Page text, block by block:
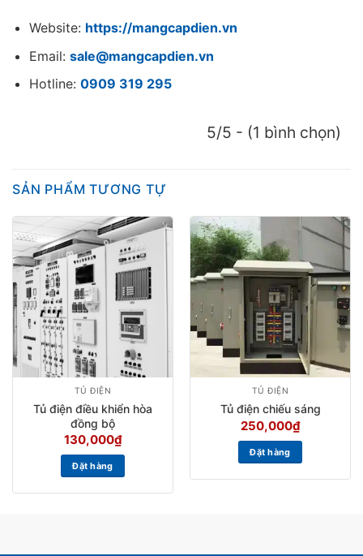
Website: https://mangcapdien.vn
Email: sale@mangcapdien.vn
Hotline: 0909 319 295
5/5 - (1 bình chọn)
SẢN PHẨM TƯƠNG TỰ
TỦ ĐIỆN
Tủ điện điều khiển hòa
đồng bộ
130,000₫
Đặt hàng
TỦ ĐIỆN
Tủ điện chiếu sáng
250,000₫
Đặt hàng